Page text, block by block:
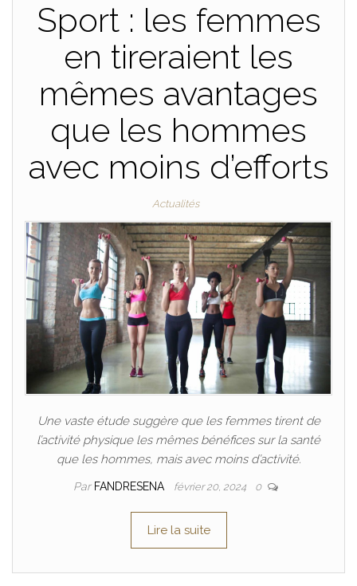
Sport : les femmes
en tireraient les
mêmes avantages
que les hommes
avec moins d’efforts
Actualités
Une vaste étude suggère que les femmes tirent de
l’activité physique les mêmes bénéfices sur la santé
que les hommes, mais avec moins d’activité.
Par FANDRESENA février 20, 2024 0
Lire la suite